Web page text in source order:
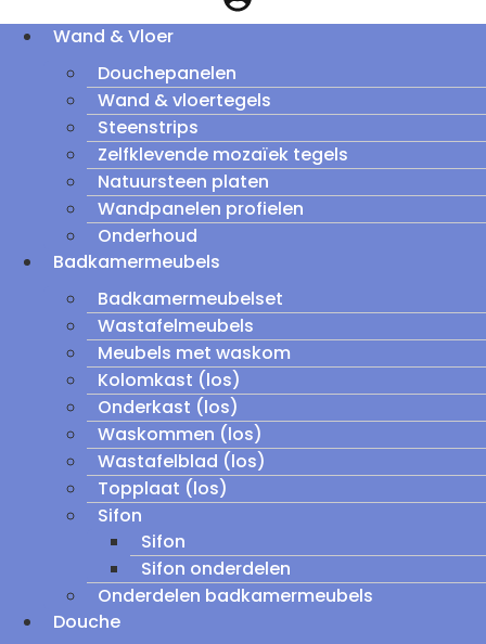
Wand & Vloer
Douchepanelen
Wand & vloertegels
Steenstrips
Zelfklevende mozaïek tegels
Natuursteen platen
Wandpanelen profielen
Onderhoud
Badkamermeubels
Badkamermeubelset
Wastafelmeubels
Meubels met waskom
Kolomkast (los)
Onderkast (los)
Waskommen (los)
Wastafelblad (los)
Topplaat (los)
Sifon
Sifon
Sifon onderdelen
Onderdelen badkamermeubels
Douche